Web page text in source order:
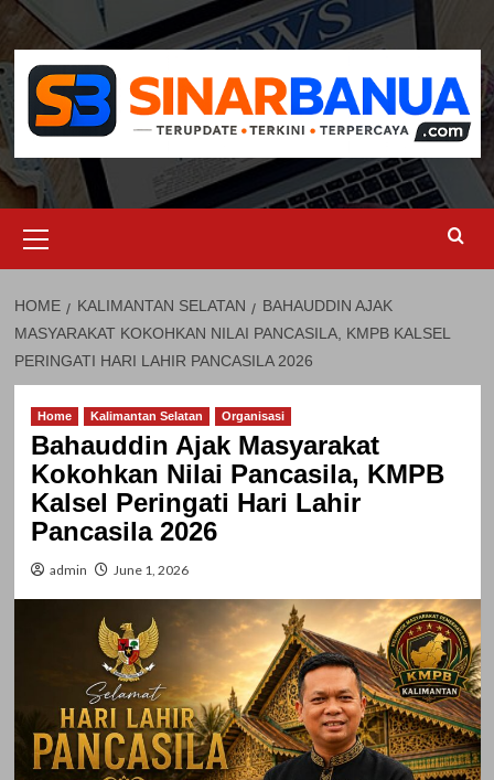
Skip
content
Menu
HOME KALIMANTAN SELATAN
BAHAUDDIN AJAK
MASYARAKAT KOKOHKAN NILAI PANCASILA, KMPB KALSEL
PERINGATI HARI LAHIR PANCASILA 2026
Home Kalimantan Selatan Organisasi
Bahauddin Ajak Masyarakat
Kokohkan Nilai Pancasila, KMPB
Kalsel Peringati Hari Lahir
Pancasila 2026
admin June 1, 2026